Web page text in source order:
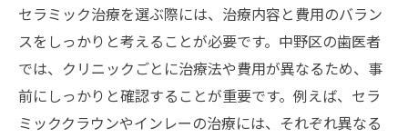
セラミック治療を選ぶ際には、治療内容と費用のバラン
スをしっかりと考えることが必要です。中野区の歯医者
では、クリニックごとに治療法や費用が異なるため、事
前にしっかりと確認することが重要です。例えば、セラ
ミッククラウンやインレーの治療には、それぞれ異なる